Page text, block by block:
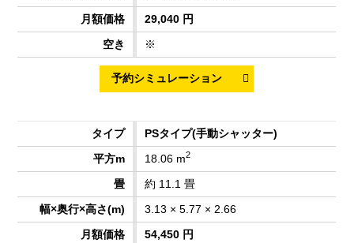
29,040 円
※
PSタイプ(手動シャッター)
18.06 m2
約 11.1 畳
3.13 × 5.77 × 2.66
54,450 円